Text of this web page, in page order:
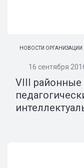
НОВОСТИ ОРГАНИЗАЦИИ
16 сентября
VIII